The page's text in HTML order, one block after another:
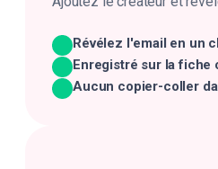
Révélez l'email en un
Enregistré sur la fiche
Aucun copier-coller